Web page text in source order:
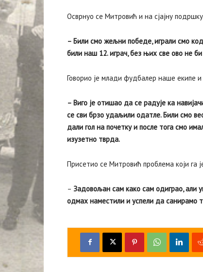
Осврнуо се Митровић и на сјајну
– Били смо жељни победе, играли смо
били наш 12. играч, без њих све ово не
Говорио је млади фудбалер наше екипе и
– Виго је отишао да се радује ка
се сви брзо удаљили одатле. Били смо
дали гол на почетку и после тога смо
изузетно тврда.
Присетио се Митровић проблема који га
– Задовољан сам како сам одиграо, али
одмах наместили и успели да санирамо